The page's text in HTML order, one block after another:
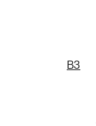
B3